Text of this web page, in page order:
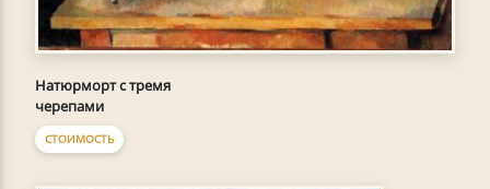
Натюрморт с тремя
черепами
СТОИМОСТЬ